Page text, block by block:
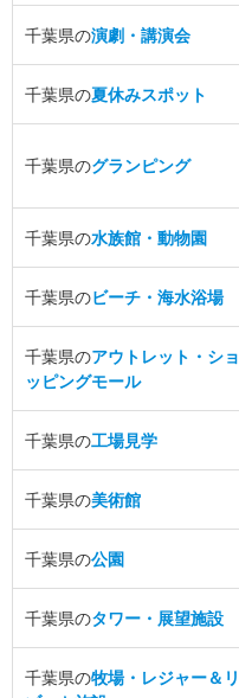
千葉県の演劇・講演会
千葉県の夏休みスポット
千葉県のグランピング
千葉県の水族館・動物園
千葉県のビーチ・海水浴場
千葉県のアウトレット・ショ
ッピングモール
千葉県の工場見学
千葉県の美術館
千葉県の公園
千葉県のタワー・展望施設
千葉県の牧場・レジャー＆リ